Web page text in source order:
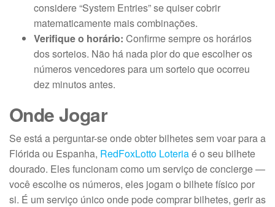
considere “System Entries” se quiser cobrir
matematicamente mais combinações.
Verifique o horário: Confirme sempre os horários
dos sorteios. Não há nada pior do que escolher os
números vencedores para um sorteio que ocorreu
dez minutos antes.
Onde Jogar
Se está a perguntar-se onde obter bilhetes sem voar para a
Flórida ou Espanha, RedFoxLotto Loteriaé o seu bilhete
dourado. Eles funcionam como um serviço de concierge —
você escolhe os números, eles jogam o bilhete físico por
si. É um serviço único onde pode comprar bilhetes, gerir as